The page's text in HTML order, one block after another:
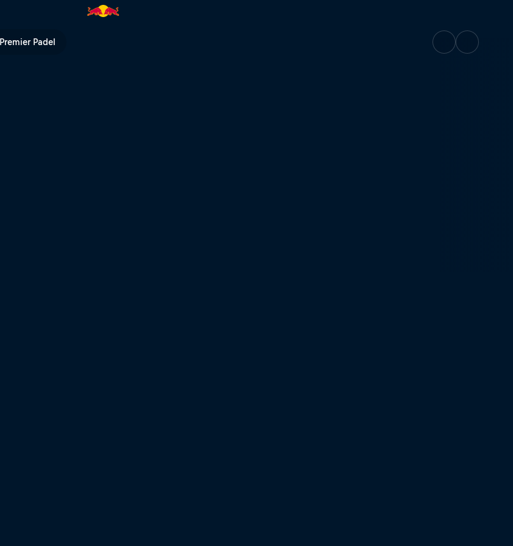
Premier Padel